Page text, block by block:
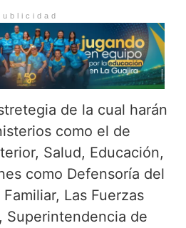
de la cual harán
como el de
Salud, Educación,
como Defensoría del
Las Fuerzas
Superintendencia de